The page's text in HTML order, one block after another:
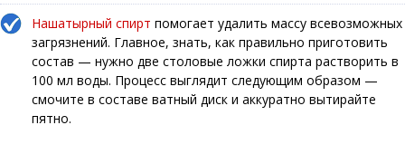
Нашатырный спирт помогает удалить массу всевозможных
загрязнений. Главное, знать, как правильно приготовить
состав — нужно две столовые ложки спирта растворить в
100 мл воды. Процесс выглядит следующим образом —
смочите в составе ватный диск и аккуратно вытирайте
пятно.